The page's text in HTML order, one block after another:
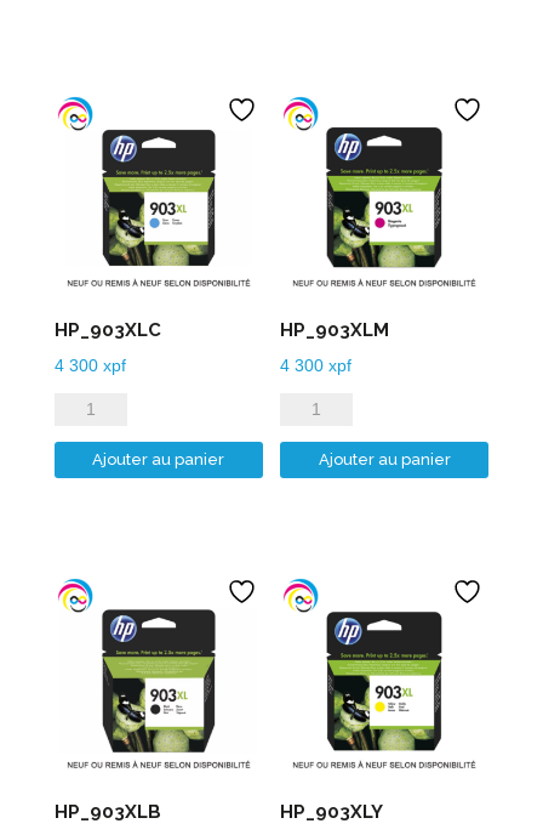
HP_903XLC
4 300 xpf
quantité
de
HP_903XLC
Ajouter au panier
HP_903XLM
4 300xpf
quantité
de
HP_903XLM
Ajouter au panier
HP_903XLB HP_903XLY